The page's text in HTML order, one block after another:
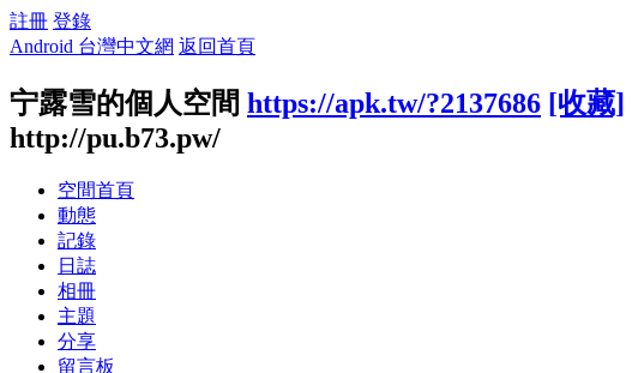
註冊 登錄
Android 台灣中文網 返回首頁
宁露雪的個人空間 https://apk.tw/?2137686 [收藏]
http://pu.b73.pw/
空間首頁
動態
記錄
日誌
相冊
主題
分享
留言板